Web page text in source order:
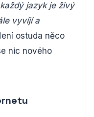
jazyk je živý
vyvíjí a
ostuda něco
nic nového